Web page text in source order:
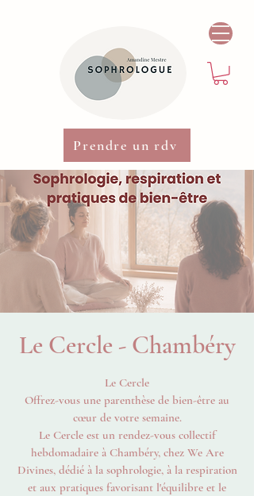
Prendre un rdv
Le Cercle - Chambéry
Le Cercle
Offrez-vous une parenthèse de bien-être au
cœur de votre semaine.
Le Cercle est un rendez-vous collectif
hebdomadaire à Chambéry, chez We Are
Divines, dédié à la sophrologie, à la respiration
et aux pratiques favorisant l'équilibre et le